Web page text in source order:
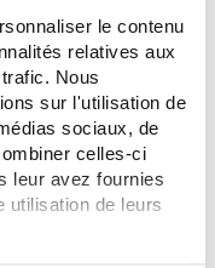
le contenu
relatives aux
Nous
sur l'utilisation de
sociaux, de
celles-ci
leur avez fournies
utilisation de leurs
à prix discount, de
que toutes vos
Caudalie,Rosebaie,
,Biocyte,Erborian,